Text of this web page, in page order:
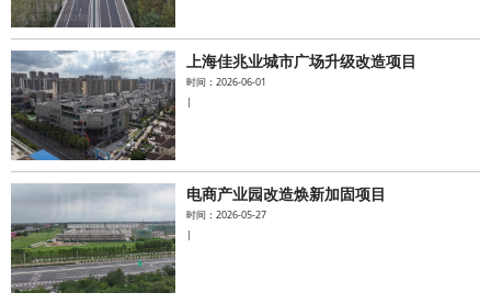
上海佳兆业城市广场升级改造项目
时间：2026-06-01
|
电商产业园改造焕新加固项目
时间：2026-05-27
|